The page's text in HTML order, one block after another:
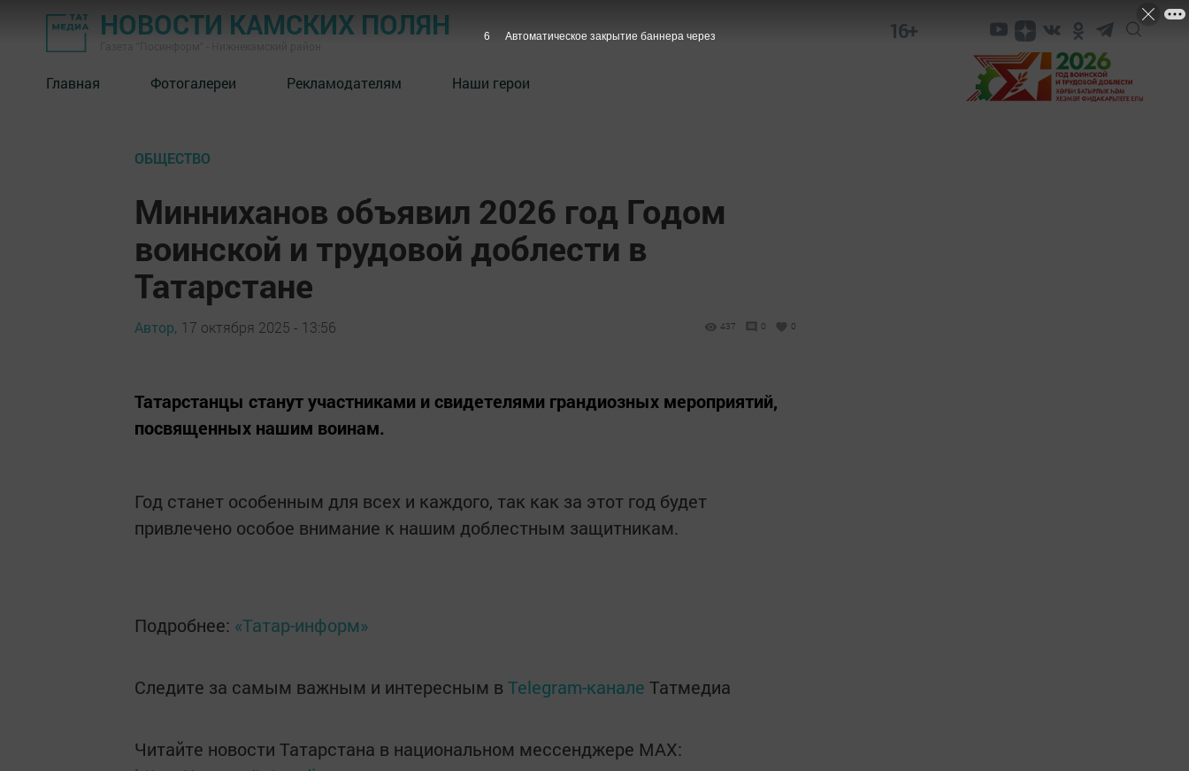
НОВОСТИ КАМСКИХ ПОЛЯН 16+
Главная Фотогалереи Рекламодателям Наши герои
ОБЩЕСТВО
Минниханов объявил 2026 год Годом
воинской и трудовой доблести в
Татарстане
Автор, 17 октября 2025 - 13:56 437 0 0
Татарстанцы станут участниками и свидетелями грандиозных мероприятий,
посвященных нашим воинам.
Год станет особенным для всех и каждого, так как за этот год будет
привлечено особое внимание к нашим доблестным защитникам.
Подробнее: «Татар-информ»
Следите за самым важным и интересным в Telegram-канале Татмедиа
Читайте новости Татарстана в национальном мессенджере MАХ:
5 Автоматическое закрытие баннера через